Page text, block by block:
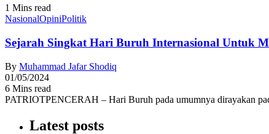
1 Mins read
NasionalOpiniPolitik
Sejarah Singkat Hari Buruh Internasional Untuk
By Muhammad Jafar Shodiq
01/05/2024
6 Mins read
PATRIOTPENCERAH – Hari Buruh pada umumnya dirayakan
Latest posts